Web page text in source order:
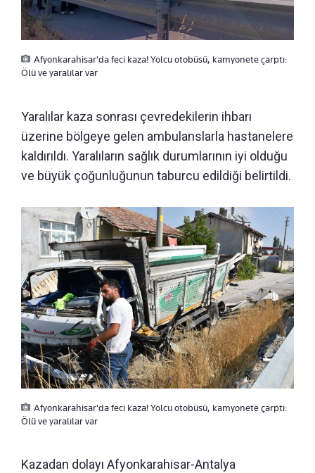
Afyonkarahisar'da feci kaza! Yolcu otobüsü, kamyonete çarptı:
Ölü ve yaralılar var
Yaralılar kaza sonrası çevredekilerin ihbarı
üzerine bölgeye gelen ambulanslarla hastanelere
kaldırıldı. Yaralıların sağlık durumlarının iyi olduğu
ve büyük çoğunluğunun taburcu edildiği belirtildi.
Afyonkarahisar'da feci kaza! Yolcu otobüsü, kamyonete çarptı:
Ölü ve yaralılar var
Kazadan dolayı Afyonkarahisar-Antalya